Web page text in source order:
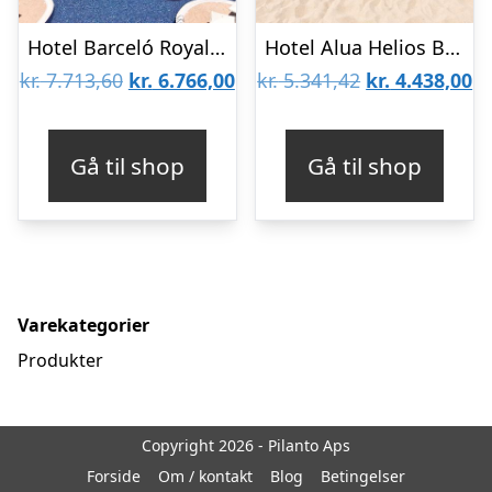
Hotel Barceló Royal Beach
kr.7.713,60 Den
kr. 7.713,60.
kr. 6.766,00Den
kr. 6.766,00.
Gå til shop
Hotel Alua Helios Bay
kr.5.341,42 Den
kr. 5.341,42.
kr. 4.438,00
Gå til shop
Varekategorier
Produkter
Copyright 2026 - Pilanto Aps
Forside
Om / kontakt Blog Betingelser